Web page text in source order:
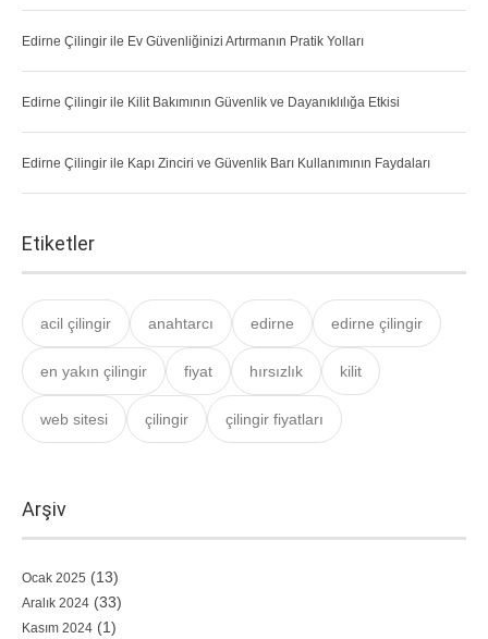
Edirne Çilingir ile Ev Güvenliğinizi Artırmanın Pratik Yolları
Edirne Çilingir ile Kilit Bakımının Güvenlik ve Dayanıklılığa Etkisi
Edirne Çilingir ile Kapı Zinciri ve Güvenlik Barı Kullanımının Faydaları
Etiketler
acil çilingir anahtarcı edirne edirne çilingir
en yakın çilingir fiyat hırsızlık kilit
web sitesi çilingir çilingir fiyatları
Arşiv
Ocak 2025 (13)
Aralık 2024 (33)
Kasım 2024 (1)